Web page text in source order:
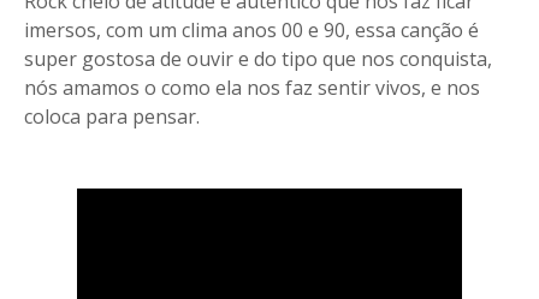
imersos, com um clima anos 00 e 90, essa canção é
super gostosa de ouvir e do tipo que nos conquista,
nós amamos o como ela nos faz sentir vivos, e nos
coloca para pensar.